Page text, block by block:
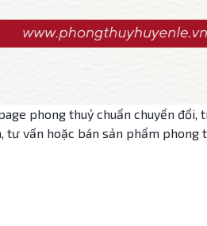
phong thuỷ chuẩn chuyển
tư vấn hoặc bán sản phẩm phong